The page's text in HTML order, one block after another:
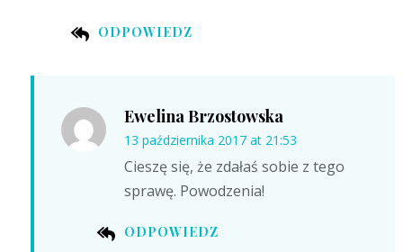
ODPOWIEDZ
Ewelina Brzostowska
13 października 2017 at 21:53
ODPOWIEDZ
Cieszę się, że zdałaś sobie z tego
sprawę. Powodzenia!